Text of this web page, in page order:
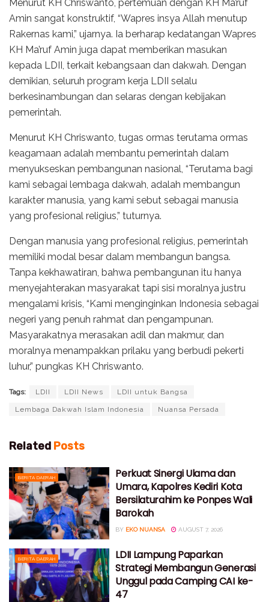
Menurut KH Chriswanto, pertemuan dengan KH Ma’ruf
Amin sangat konstruktif, “Wapres insya Allah menutup
Rakernas kami,” ujarnya. Ia berharap kedatangan Wapres
KH Ma’ruf Amin juga dapat memberikan masukan
kepada LDII, terkait kebangsaan dan dakwah. Dengan
demikian, seluruh program kerja LDII selalu
berkesinambungan dan selaras dengan kebijakan
pemerintah.
Menurut KH Chriswanto, tugas ormas terutama ormas
keagamaan adalah membantu pemerintah dalam
menyukseskan pembangunan nasional, “Terutama bagi
kami sebagai lembaga dakwah, adalah membangun
karakter manusia, yang kami sebut sebagai manusia
yang profesional religius,” tuturnya.
Dengan manusia yang profesional religius, pemerintah
memiliki modal besar dalam membangun bangsa.
Tanpa kekhawatiran, bahwa pembangunan itu hanya
menyejahterakan masyarakat tapi sisi moralnya justru
mengalami krisis, “Kami menginginkan Indonesia sebagai
negeri yang penuh rahmat dan pengampunan.
Masyarakatnya merasakan adil dan makmur, dan
moralnya menampakkan prilaku yang berbudi pekerti
luhur,” pungkas KH Chriswanto.
Tags: LDII LDII News LDII untuk Bangsa
Lembaga Dakwah Islam Indonesia Nuansa Persada
Related Posts
BERITA DAERAH
Perkuat Sinergi Ulama dan
Umara, Kapolres Kediri Kota
Bersilaturahim ke Ponpes Wali
Barokah
BY EKO NUANSA AUGUST 7, 2026
BERITA DAERAH
LDII Lampung Paparkan
Strategi Membangun Generasi
Unggul pada Camping CAI ke-
47